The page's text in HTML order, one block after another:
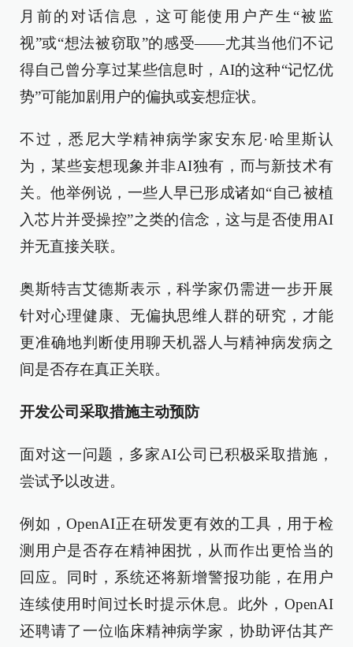
月前的对话信息，这可能使用户产生“被监
视”或“想法被窃取”的感受——尤其当他们不记
得自己曾分享过某些信息时，AI的这种“记忆优
势”可能加剧用户的偏执或妄想症状。
不过，悉尼大学精神病学家安东尼·哈里斯认
为，某些妄想现象并非AI独有，而与新技术有
关。他举例说，一些人早已形成诸如“自己被植
入芯片并受操控”之类的信念，这与是否使用AI
并无直接关联。
奥斯特吉艾德斯表示，科学家仍需进一步开展
针对心理健康、无偏执思维人群的研究，才能
更准确地判断使用聊天机器人与精神病发病之
间是否存在真正关联。
开发公司采取措施主动预防
面对这一问题，多家AI公司已积极采取措施，
尝试予以改进。
例如，OpenAI正在研发更有效的工具，用于检
测用户是否存在精神困扰，从而作出更恰当的
回应。同时，系统还将新增警报功能，在用户
连续使用时间过长时提示休息。此外，OpenAI
还聘请了一位临床精神病学家，协助评估其产